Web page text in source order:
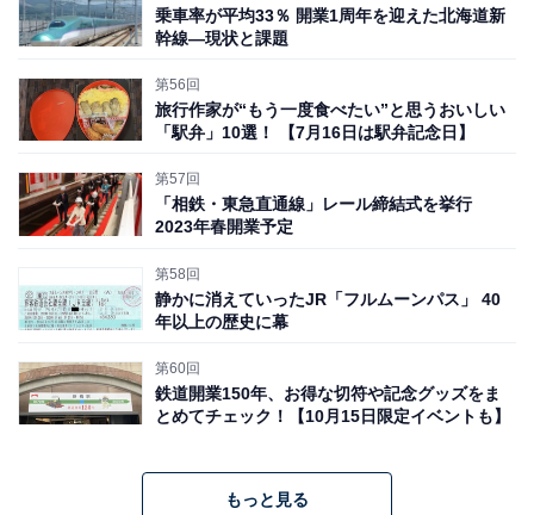
ので、6両編成となっている。車体や車内のデザインは
水戸岡鋭治氏が担当。純白の車体に足回りの赤がアクセ
ントだ。
車両基地の海側（写真左）からY1編成、Y2編成、Y3編
成、Y4編成と順番に並んだ。一番右側のY4編成は架線の
張られていない線路に置かれていた。普通なら走ること
ができないのだが、N700S系には新幹線車両では初とな
る自走用バッテリーが装備されているので、それを使っ
て移動したとのこと。
乗車率が平均33％ 開業1周年を迎えた北海道新
幹線―現状と課題
第56回
旅行作家が“もう一度食べたい”と思うおいしい
「駅弁」10選！ 【7月16日は駅弁記念日】
第57回
「相鉄・東急直通線」レール締結式を挙行
2023年春開業予定
第58回
静かに消えていったJR「フルムーンパス」 40
年以上の歴史に幕
第60回
鉄道開業150年、お得な切符や記念グッズをま
とめてチェック！【10月15日限定イベントも】
もっと見る